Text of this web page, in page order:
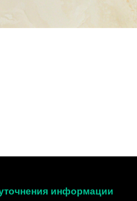
информации